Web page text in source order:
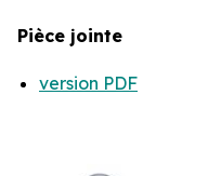
Pièce jointe
version PDF